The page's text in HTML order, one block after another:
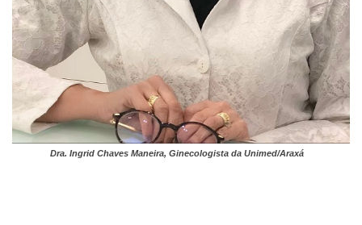
Dra. Ingrid Chaves Maneira, Ginecologista da Unimed/Araxá